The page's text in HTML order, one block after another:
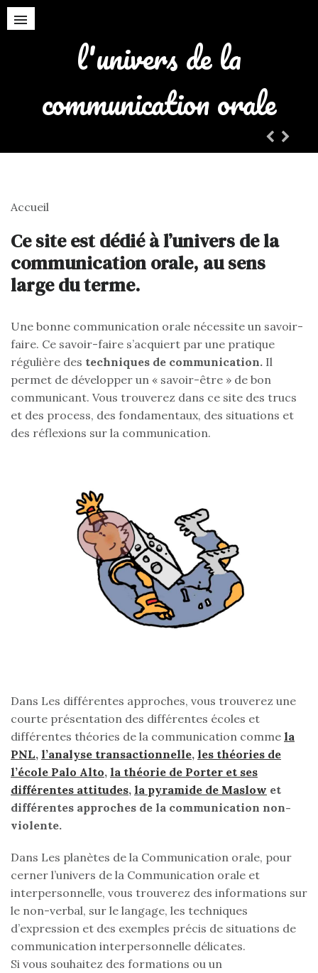
l'univers de la
communication orale
la gestion de son stress
Accueil
Ce site est dédié à l’univers de la
communication orale, au sens
large du terme.
Une bonne communication orale nécessite un savoir-
faire. Ce savoir-faire s’acquiert par une pratique
régulière des techniques de communication. Il
permet de développer un « savoir-être » de bon
communicant. Vous trouverez dans ce site des trucs
et des process, des fondamentaux, des situations et
des réflexions sur la communication.
Dans Les différentes approches, vous trouverez une
courte présentation des différentes écoles et
différentes théories de la communication comme la
PNL, l’analyse transactionnelle, les théories de
l’école Palo Alto, la théorie de Porter et ses
différentes attitudes, la pyramide de Maslow et
différentes approches de la communication non-
violente.
Dans Les planètes de la Communication orale, pour
cerner l’univers de la Communication orale et
interpersonnelle, vous trouverez des informations sur
le non-verbal, sur le langage, les techniques
d’expression et des exemples précis de situations de
communication interpersonnelle délicates.
Si vous souhaitez des formations ou un